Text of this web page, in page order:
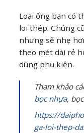
Loại ống bạn có
lõi thép. Chúng
nhưng sẽ nhẹ
theo mét dài rẻ
dùng phụ kiện.
Tham khảo
bọc nhựa,
https://
ga-loi-thep-